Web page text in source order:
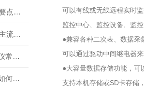
2026工业气体检测仪采购要点：如何分辨固定式、复合、泵吸式检测仪优劣
2026年硫化氢气体检测仪主流品牌盘点及选型硬性要求
及时解决在线式气体检测仪常见问题有助于保障人员安全
天然气锅炉烟气监测难题如何解？
可以有线或无线远程实时监
监控中心、监控设备、监控
●兼容各种二次表、数据采集
可以通过驱动中间继电器来
●大容量数据存储功能，可以
支持本机存储或SD卡存储，